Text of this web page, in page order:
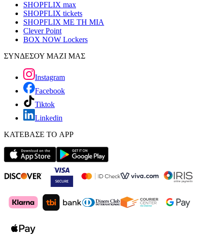
SHOPFLIX max
SHOPFLIX tickets
SHOPFLIX ΜΕ ΤΗ ΜΙΑ
Clever Point
BOX NOW Lockers
ΣΥΝΔΕΣΟΥ ΜΑΖΙ ΜΑΣ
Instagram
Facebook
Tiktok
Linkedin
ΚΑΤΕΒΑΣΕ ΤΟ APP